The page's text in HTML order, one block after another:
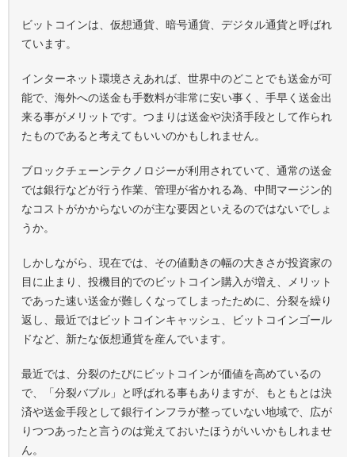
ビットコインは、仮想通貨、暗号通貨、デジタル通貨と呼ばれ
ています。
インターネット環境さえあれば、世界中のどことでも送金が可
能で、海外への送金も手数料が非常に安い事く、手早く送金出
来る事がメリットです。つまりは送金や決済手段として作られ
たものであると考えてもいいのかもしれません。
ブロックチェーンテクノロジーが利用されていて、通常の送金
では銀行などが行う作業、管理が省かれる為、中間マージン的
なコストがかからないのが主な要因といえるのではないでしょ
うか。
しかしながら、現在では、その値動きの幅の大きさが投資家の
目に止まり、投機目的でのビットコイン購入が増え、メリット
であった速い送金が難しくなってしまったために、分裂を繰り
返し、最近ではビットコインキャッシュ、ビットコインゴール
ドなど、新たな仮想通貨を産んでいます。
最近では、分裂のたびにビットコインが価値を高めているの
で、「分裂バブル」と呼ばれる事もありますが、もともとは決
済や送金手段として銀行インフラが整っていない地域で、広が
りつつあったと言うのは覚えておいたほうがいいかもしれませ
ん。